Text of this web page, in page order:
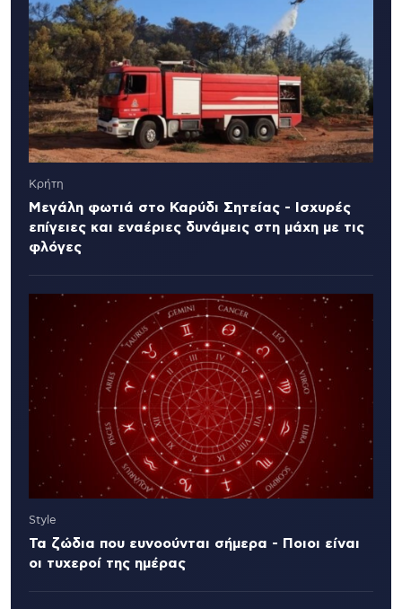
Κρήτη
Μεγάλη φωτιά στο Καρύδι Σητείας - Ισχυρές
επίγειες και εναέριες δυνάμεις στη μάχη με τις
φλόγες
Style
Τα ζώδια που ευνοούνται σήμερα - Ποιοι είναι
οι τυχεροί της ημέρας